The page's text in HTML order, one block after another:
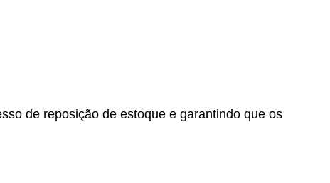
de reposição de estoque e garantindo que os